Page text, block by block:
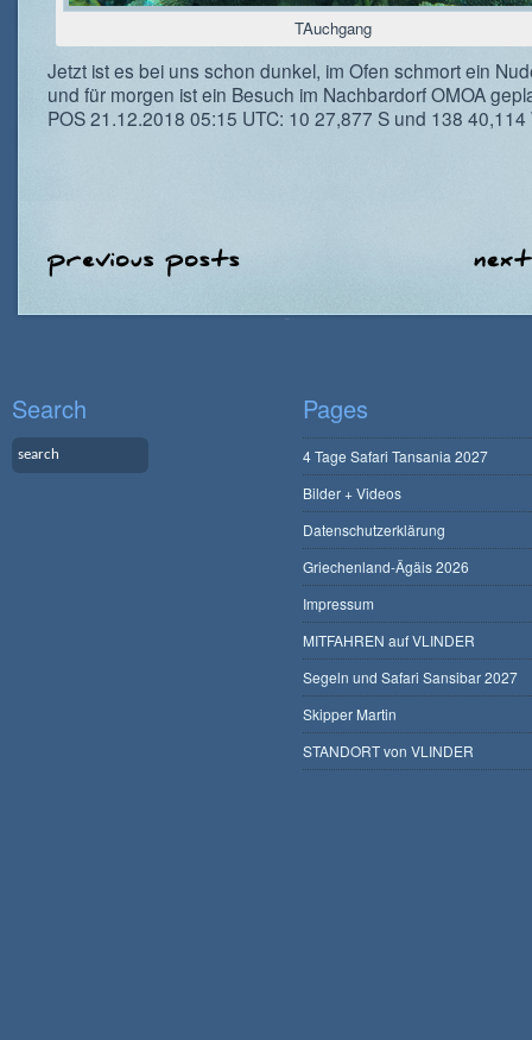
TAuchgang
Jetzt ist es bei uns schon dunkel, im Ofen schmort ein
und für morgen ist ein Besuch im Nachbardorf OMOA
POS 21.12.2018 05:15 UTC: 10 27,877 S und 138 40,114
Search Pages
4 Tage Safari Tansania 2027
Bilder + Videos
Datenschutzerklärung
Griechenland-Ägäis 2026
Impressum
MITFAHREN auf VLINDER
Segeln und Safari Sansibar 2027
Skipper Martin
STANDORT von VLINDER